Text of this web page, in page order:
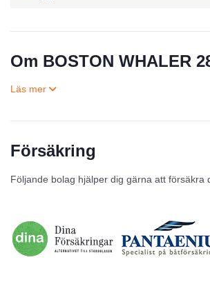
Om BOSTON WHALER
Försäkring
Följande bolag hjälper dig gärna att försäkra